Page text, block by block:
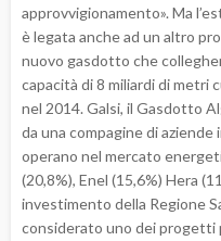
approvvigionamento». Ma
è legata anche ad un altro
nuovo gasdotto che
capacità di 8 miliardi di metri
nel 2014. Galsi, il Gasdotto
da una compagine di
operano nel mercato
(20,8%), Enel (15,6%) Hera
investimento della Regione
considerato uno dei progetti